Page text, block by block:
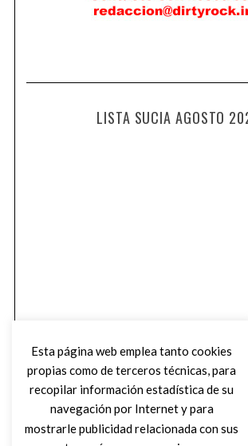
LISTA SUCIA AGOSTO
Esta página web emplea tanto cookies
propias como de terceros técnicas, para
recopilar información estadística de su
navegación por Internet y para
mostrarle publicidad relacionada con sus